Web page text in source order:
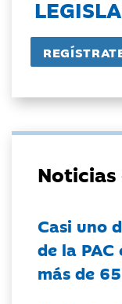
Noticias
Casi uno
de la
más de